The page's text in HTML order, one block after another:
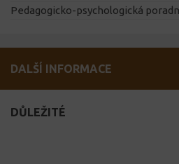
Pedagogicko-psychologická
DALŠÍ INFORMACE
DŮLEŽITÉ